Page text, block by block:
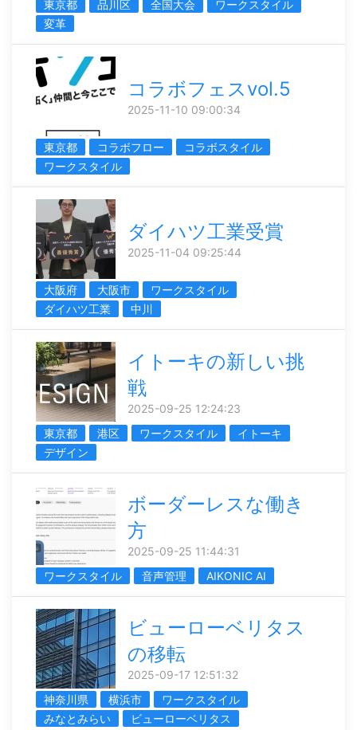
東京都 品川区 全国大会
ワークスタイル
変革
コラボフェスvol.5
2025-11-10 09:00:34
東京都 コラボフロー
コラボスタイル
ワークスタイル
ダイハツ工業受賞
2025-11-04 09:25:44
大阪府 大阪市
ワークスタイル
ダイハツ工業
中川
イトーキの新しい挑
戦
2025-09-25 12:24:23
東京都
港区 ワークスタイル
イトーキ
デザイン
ボーダーレスな働き
方
2025-09-25 11:44:31
ワークスタイル
音声管理 AIKONIC AI
ビューローベリタス
の移転
2025-09-17 12:51:32
神奈川県
横浜市
ワークスタイル
みなとみらい
ビューローベリタス